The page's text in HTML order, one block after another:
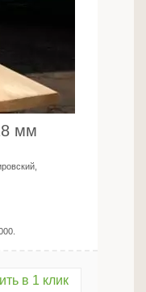
мм
в 1 клик